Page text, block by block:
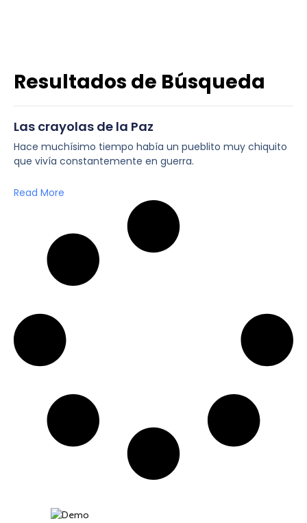
Resultados de Búsqueda
Las crayolas de la Paz
Hace muchísimo tiempo había un pueblito muy chiquito
que vivía constantemente en guerra.
Read More